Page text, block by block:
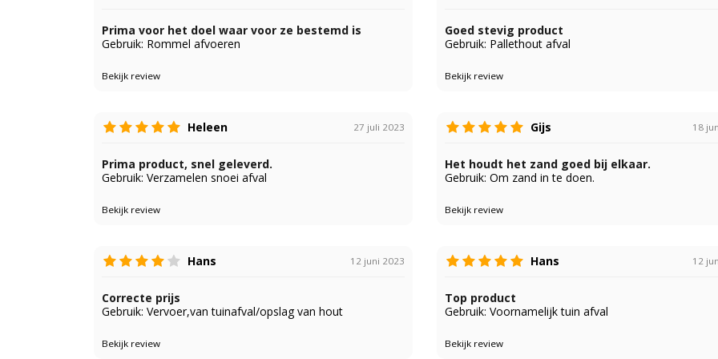
Prima voor het doel waar voor ze bestemd is
Gebruik: Rommel afvoeren
Bekijk review
Goed stevig product
Gebruik: Pallethout afval
Bekijk review
Heleen 27 juli 2023
Prima product, snel geleverd.
Gebruik: Verzamelen snoei afval
Bekijk review
Gijs 18
Het houdt het zand goed bij elkaar.
Gebruik: Om zand in te doen.
Bekijk review
Hans 12 juni 2023
Correcte prijs
Gebruik: Vervoer,van tuinafval/opslag van hout
Bekijk review
Hans 12
Top product
Gebruik: Voornamelijk tuin afval
Bekijk review